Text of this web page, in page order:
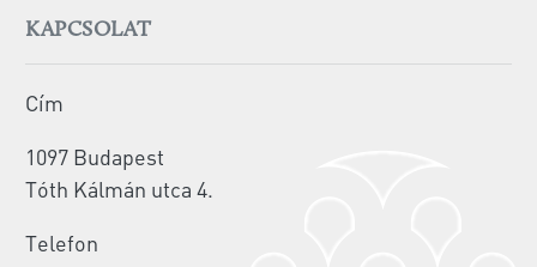
KAPCSOLAT
Cím
1097 Budapest
Tóth Kálmán utca 4.
Telefon